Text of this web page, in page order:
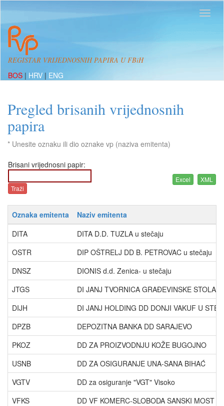
REGISTAR VRIJEDNOSNIH PAPIRA U FBiH
BOS | HRV | ENG
Pregled brisanih vrijednosnih
papira
* Unesite oznaku ili dio oznake vp (naziva emitenta)
Brisani vrijednosni papir:
Oznaka emitenta
Naziv emitenta
DITA
DITA D.D. TUZLA u stečaju
OSTR
DIP OŠTRELJ DD B. PETROVAC u stečaju
DNSZ
DIONIS d.d. Zenica- u stečaju
JTGS
DI JANJ TVORNICA GRAĐEVINSKE
DIJH
DI JANJ HOLDING DD DONJI VAKUF U
DPZB
DEPOZITNA BANKA DD SARAJEVO
PKOZ
DD ZA PROIZVODNJU KOŽE BUGOJNO
USNB
DD ZA OSIGURANJE UNA-SANA BIHAĆ
VGTV
DD za osiguranje "VGT" Visoko
VFKS
DD VF KOMERC-SLOBODA SANSKI MOST